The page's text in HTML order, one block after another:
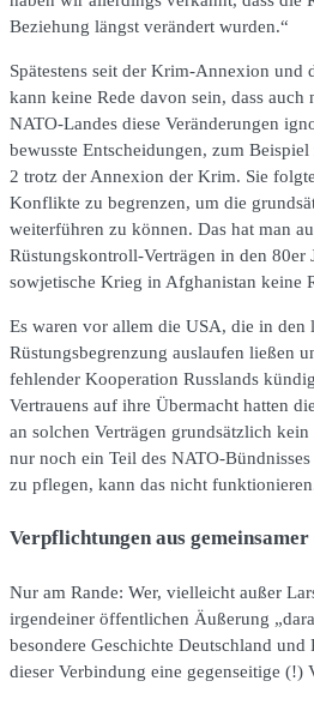
Beziehung längst verändert wurden.“
Spätestens seit der Krim-Annexion und
kann keine Rede davon sein, dass auch
NATO-Landes diese Veränderungen
bewusste Entscheidungen, zum
2 trotz der Annexion der Krim. Sie
Konflikte zu begrenzen, um die
weiterführen zu können. Das hat man
Rüstungskontroll-Verträgen in den 80er
sowjetische Krieg in Afghanistan keine
Es waren vor allem die USA, die in den
Rüstungsbegrenzung auslaufen ließen
fehlender Kooperation Russlands
Vertrauens auf ihre Übermacht hatten
an solchen Verträgen grundsätzlich kein
nur noch ein Teil des NATO-
zu pflegen, kann das nicht
Verpflichtungen aus gemeinsamer
Nur am Rande: Wer, vielleicht außer
irgendeiner öffentlichen Äußerung
besondere Geschichte Deutschland
dieser Verbindung eine gegenseitige (!)